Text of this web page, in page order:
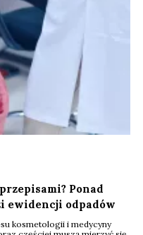
Ponad
ewidencji odpadów
kosmetologii i medycyny